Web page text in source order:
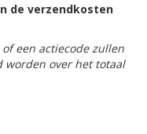
de verzendkosten
een actiecode zullen
worden over het totaal